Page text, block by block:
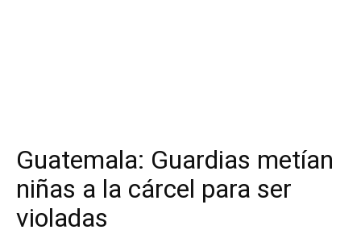
Guatemala: Guardias metían
niñas a la cárcel para ser
violadas